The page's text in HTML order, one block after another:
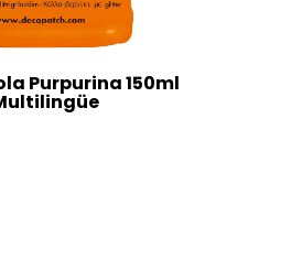
Purpurina 150ml